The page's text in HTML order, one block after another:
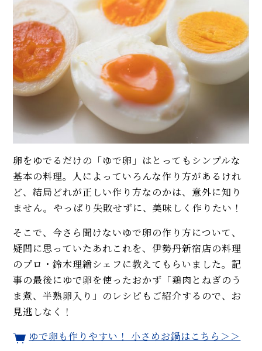
卵をゆでるだけの「ゆで卵」はとってもシンプルな
基本の料理。人によっていろんな作り方があるけれ
ど、結局どれが正しい作り方なのかは、意外に知り
ません。やっぱり失敗せずに、美味しく作りたい！
そこで、今さら聞けないゆで卵の作り方について、
疑問に思っていたあれこれを、伊勢丹新宿店の料理
のプロ・鈴木理繒シェフに教えてもらいました。記
事の最後にゆで卵を使ったおかず「鶏肉とねぎのう
ま煮、半熟卵入り」のレシピもご紹介するので、お
見逃しなく！
ゆで卵も作りやすい！ 小さめお鍋はこちら＞＞
【プロ】失敗しないシュークリ
ームの簡単レシピ。冷凍保存ワ
ザや生地アレンジも必見！
甘くて香ばしく弾力あり！ 関東
風の厚焼き玉子（卵焼き）レシ
ピ。弁当にも◎
卵と練乳に技あり♡ ふわふわむ
っちり簡単「蒸しパン」レシ
ピ。人気のさつまいも黒糖味
も！
簡単！ 豚キムチの人気レシピ。
甘めのふわふわ卵が大正解♡ ご
はんにもおつまみにも
【プロ直伝】簡単なのに本格派
「キッシュ」レシピ。生地は保
存容器に入れて振るだけ！
【冬瓜の人気レシピ】トロトロ
食感の煮物（鶏スープ）、炒め
物、カレーの3品。下処理や保存
方法も解説！
丼「天津飯」プロのレシピ。あ
んはなし、ごま香る台湾風で
調理法
イベント・ピックアップ
【シェフ直伝】ジェノベーゼソ
ースのレシピ。意外なコツはオ
リーブ油を使わないこと!?
柚子胡椒（ゆずこしょう）の自
家製レシピ。市販品では味わえ
ないフレッシュさ！
【基本】とうもろこしのゆで
方。甘さを120%引き出すには、
水から皮付き＆時間をかけて加
熱が正解！
【初心者必見】干さない、シソ
不要！ 昔ながらの塩漬け梅干し
の簡単な作り方
爽快！
MORE